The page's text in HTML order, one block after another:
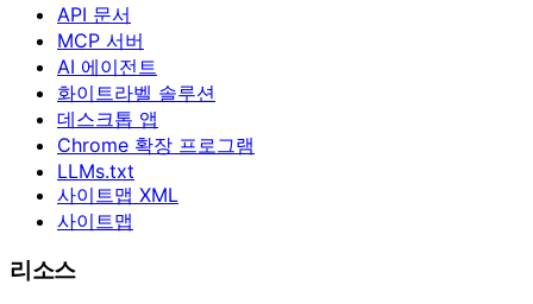
API 문서
MCP 서버
AI 에이전트
화이트라벨 솔루션
데스크톱 앱
Chrome 확장 프로그램
LLMs.txt
사이트맵 XML
사이트맵
리소스